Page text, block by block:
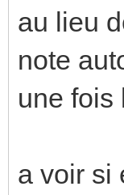
au lieu
note
une fois
a voir si